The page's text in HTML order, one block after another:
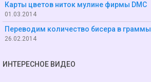
Карты цветов ниток мулине фирмы DMC
01.03.2014
Переводим количество бисера в граммы
26.02.2014
ИНТЕРЕСНОЕ ВИДЕО